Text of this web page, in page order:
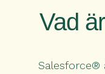
Vad
Salesforce®